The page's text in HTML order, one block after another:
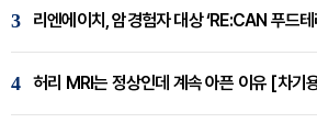
3 리엔에이치, 암경험자 대상 ‘RE:CAN 푸드테
4 허리 MRI는 정상인데 계속 아픈 이유 [차기